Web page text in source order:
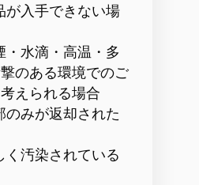
が入手できない場
・水滴・高温・多
のある環境でのご
えられる場合
のみが返却された
く汚染されている